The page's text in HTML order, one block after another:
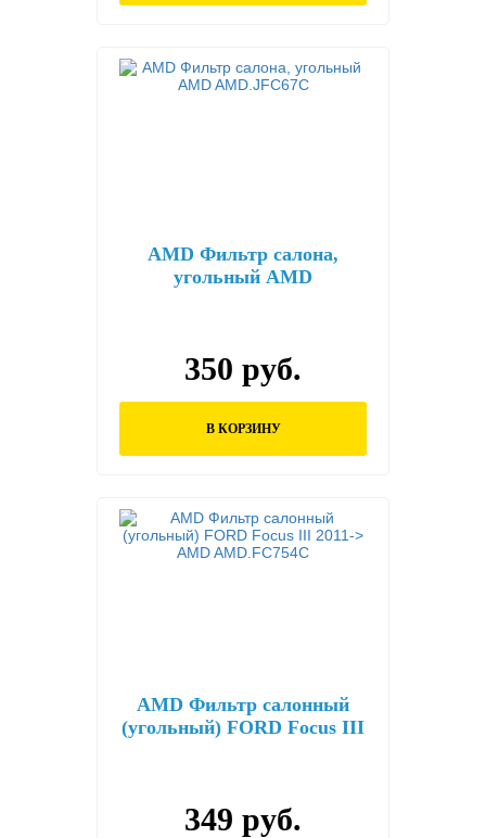
AMD Фильтр салона,
угольный AMD
350 руб.
В КОРЗИНУ
AMD Фильтр салонный
(угольный) FORD Focus III
349 руб.